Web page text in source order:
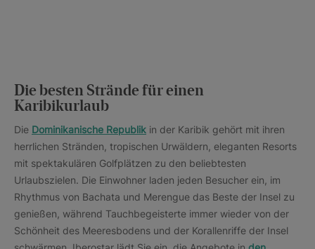
Die besten Strände für einen
Karibikurlaub
Die Dominikanische Republik in der Karibik gehört mit ihren
herrlichen Stränden, tropischen Urwäldern, eleganten Resorts
mit spektakulären Golfplätzen zu den beliebtesten
Urlaubszielen. Die Einwohner laden jeden Besucher ein, im
Rhythmus von Bachata und Merengue das Beste der Insel zu
genießen, während Tauchbegeisterte immer wieder von der
Schönheit des Meeresbodens und der Korallenriffe der Insel